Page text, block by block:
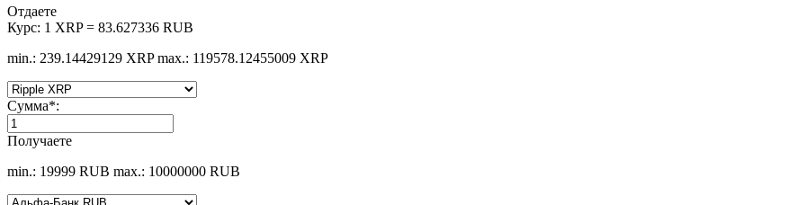
Отдаете
Курс: 1 XRP = 83.627336 RUB
min.: 239.14429129 XRP max.: 119578.12455009 XRP
Сумма*:
Получаете
min.: 19999 RUB max.: 10000000 RUB